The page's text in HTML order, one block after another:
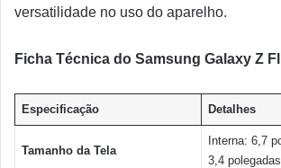
versatilidade no uso do aparelho.
Ficha Técnica do Samsung Galaxy Z
Especificação Detalhes
Tamanho da Tela
Interna: 6,7
3,4 polegadas